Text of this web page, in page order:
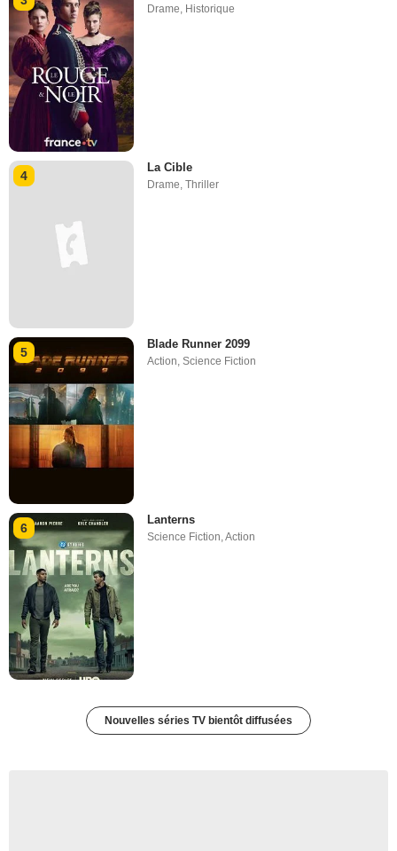
Drame, Historique
4
La Cible
Drame,Thriller
5
Blade Runner 2099
Action ,Science Fiction
6
Lanterns
Science Fiction,Action
Nouvelles séries TV bientôt diffusées